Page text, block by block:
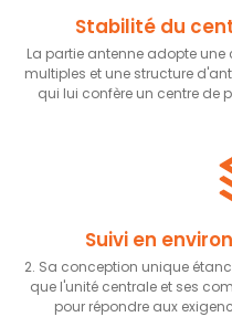
Stabilité du
La partie antenne adopte
multiples et une structure
qui lui confère un centre de
Suivi en
2. Sa conception unique
que l'unité centrale et ses
pour répondre aux